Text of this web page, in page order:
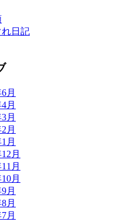
日記
月
月
月
月
月
月
月
月
月
月
月